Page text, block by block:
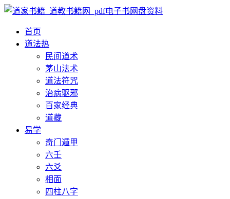
首页
道法热
民间道术
茅山法术
道法符咒
治病驱邪
百家经典
道藏
易学
奇门遁甲
六壬
六爻
相面
四柱八字